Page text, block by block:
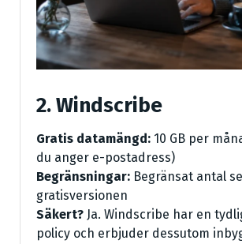
2. Windscribe
Gratis datamängd: 10 GB per
du anger e-postadress)
Begränsningar: Begränsat antal
gratisversionen
Säkert? Ja. Windscribe har en
policy och erbjuder dessutom